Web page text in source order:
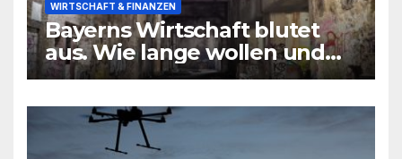
WIRTSCHAFT & FINANZEN
Bayerns Wirtschaft blutet
aus. Wie lange wollen und
können wir uns den
noch leisten?